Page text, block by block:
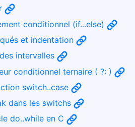
conditionnel (if...else)
et indentation
intervalles
conditionnel ternaire ( ?: )
switch..case
dans les switchs
do..while en C